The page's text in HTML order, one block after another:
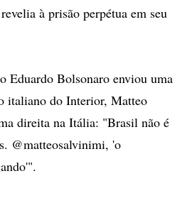
à prisão perpétua em seu
Eduardo Bolsonaro enviou uma
italiano do Interior, Matteo
direita na Itália: "Brasil não é
@matteosalvinimi, 'o